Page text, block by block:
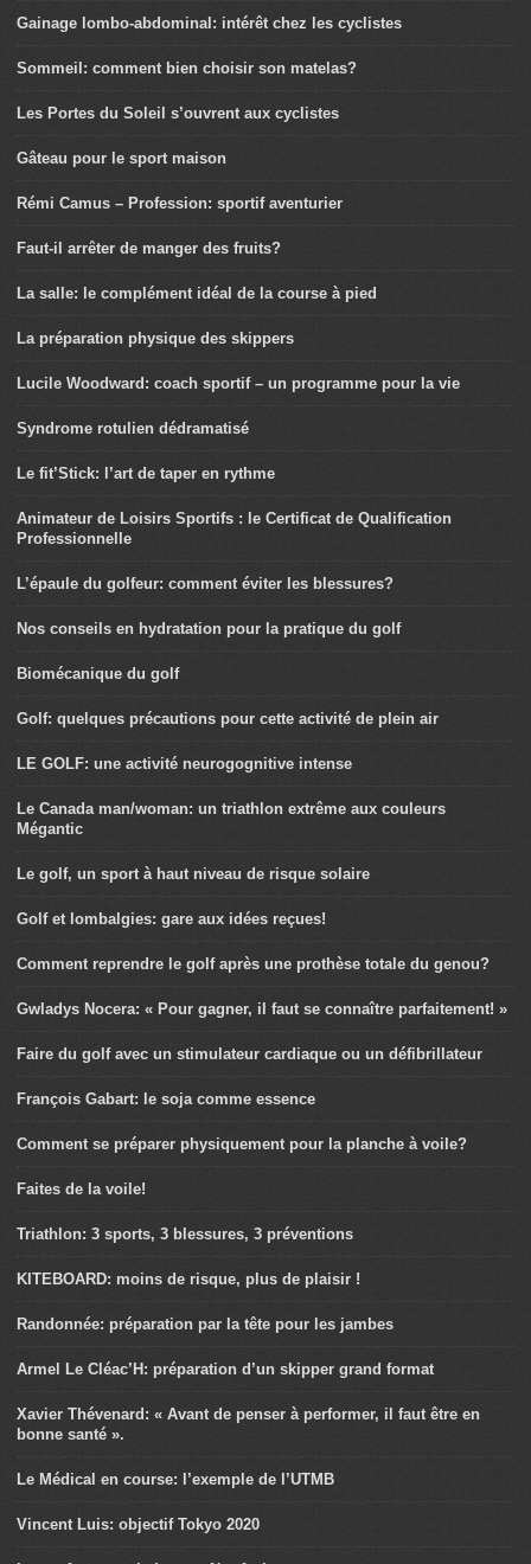
Gainage lombo-abdominal: intérêt chez les cyclistes
Sommeil: comment bien choisir son matelas?
Les Portes du Soleil s’ouvrent aux cyclistes
Gâteau pour le sport maison
Rémi Camus – Profession: sportif aventurier
Faut-il arrêter de manger des fruits?
La salle: le complément idéal de la course à pied
La préparation physique des skippers
Lucile Woodward: coach sportif – un programme pour la vie
Syndrome rotulien dédramatisé
Le fit’Stick: l’art de taper en rythme
Animateur de Loisirs Sportifs : le Certificat de Qualification
Professionnelle
L’épaule du golfeur: comment éviter les blessures?
Nos conseils en hydratation pour la pratique du golf
Biomécanique du golf
Golf: quelques précautions pour cette activité de plein air
LE GOLF: une activité neurogognitive intense
Le Canada man/woman: un triathlon extrême aux couleurs
Mégantic
Le golf, un sport à haut niveau de risque solaire
Golf et lombalgies: gare aux idées reçues!
Comment reprendre le golf après une prothèse totale du genou?
Gwladys Nocera: « Pour gagner, il faut se connaître parfaitement! »
Faire du golf avec un stimulateur cardiaque ou un défibrillateur
François Gabart: le soja comme essence
Comment se préparer physiquement pour la planche à voile?
Faites de la voile!
Triathlon: 3 sports, 3 blessures, 3 préventions
KITEBOARD: moins de risque, plus de plaisir !
Randonnée: préparation par la tête pour les jambes
Armel Le Cléac’H: préparation d’un skipper grand format
Xavier Thévenard: « Avant de penser à performer, il faut être en
bonne santé ».
Le Médical en course: l’exemple de l’UTMB
Vincent Luis: objectif Tokyo 2020